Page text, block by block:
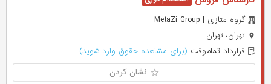
گروه متازی | MetaZi Group
تهران، تهران
قرارداد تمام‌وقت (برای مشاهده حقوق وارد شوید)
نشان کردن